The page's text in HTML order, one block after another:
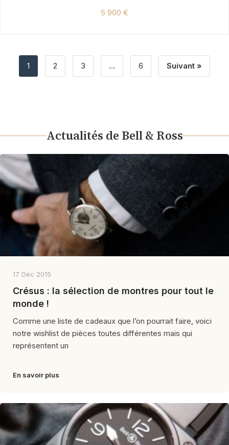
5 900 €
1 2 3 … 6 Suivant »
Actualités de Bell & Ross
17 Déc 2015
Crésus : la sélection de montres pour tout le
monde !
Comme une liste de cadeaux que l’on pourrait faire, voici
notre wishlist de pièces toutes différentes mais qui
représentent un
En savoir plus